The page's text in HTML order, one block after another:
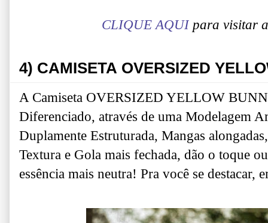
CLIQUE AQUI para visitar
4) CAMISETA OVERSIZED
A Camiseta OVERSIZED YELLOW
Diferenciado, através de uma Modelagem
Duplamente Estruturada, Mangas
Textura e Gola mais fechada, dão o toque
essência mais neutra! Pra você se destacar,